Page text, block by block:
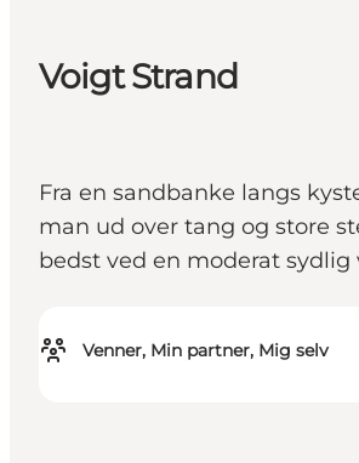
Voigt Strand
Fra en sandbanke langs
man ud over tang og store
bedst ved en moderat sydlig
Venner, Min partner, Mig selv